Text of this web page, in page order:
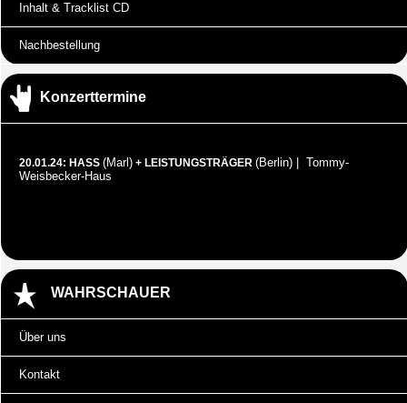
Inhalt & Tracklist CD
Nachbestellung
Konzerttermine
20.01.24: HASS (Marl) + LEISTUNGSTRÄGER (Berlin) | Tommy-
Weisbecker-Haus
WAHRSCHAUER
Über uns
Kontakt